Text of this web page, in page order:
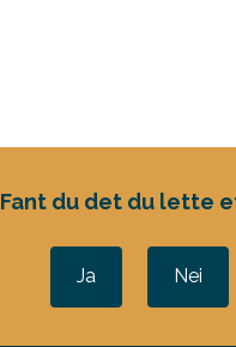
Fant du det du lette
Ja Nei